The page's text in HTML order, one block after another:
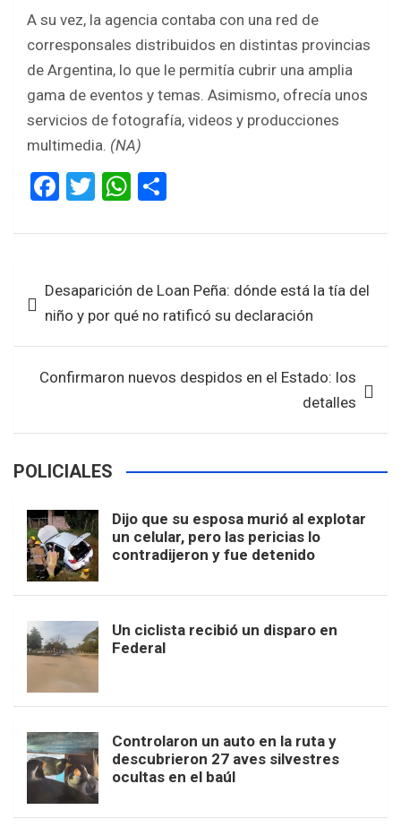
A su vez, la agencia contaba con una red de
corresponsales distribuidos en distintas provincias
de Argentina, lo que le permitía cubrir una amplia
gama de eventos y temas. Asimismo, ofrecía unos
servicios de fotografía, videos y producciones
multimedia. (NA)
F
ce
o
o
k
T
tt
W
at
A
p
p
ar
de
entradas
Desaparición de Loan Peña: dónde está la tía del
niño y por qué no ratificó su declaración
Confirmaron nuevos despidos en el Estado: los
detalles
POLICIALES
Dijo que su esposa murió al explotar
un celular, pero las pericias lo
contradijeron y fue detenido
Un ciclista recibió un disparo en
Federal
Controlaron un auto en la ruta y
descubrieron 27 aves silvestres
ocultas en el baúl